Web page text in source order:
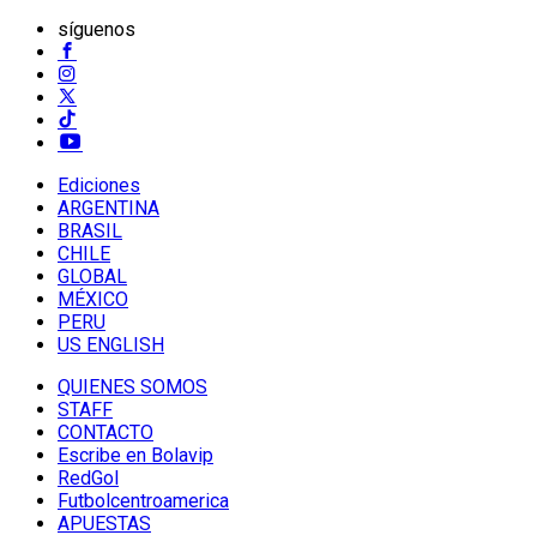
síguenos
Ediciones
ARGENTINA
BRASIL
CHILE
GLOBAL
MÉXICO
PERU
US ENGLISH
QUIENES SOMOS
STAFF
CONTACTO
Escribe en Bolavip
RedGol
Futbolcentroamerica
APUESTAS